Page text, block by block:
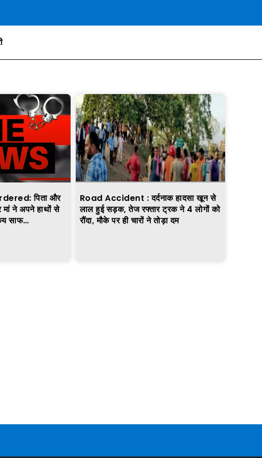
पिता और
मां ने अपने हाथों से
साफ…
Road Accident : दर्दनाक हादसा खून से
लाल हुई सड़क, तेज रफ्तार ट्रक ने 4 लोगों को
रौंदा, मौके पर ही चारों ने तोड़ा दम